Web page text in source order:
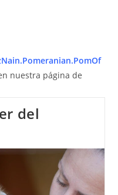
nuestra página de
del